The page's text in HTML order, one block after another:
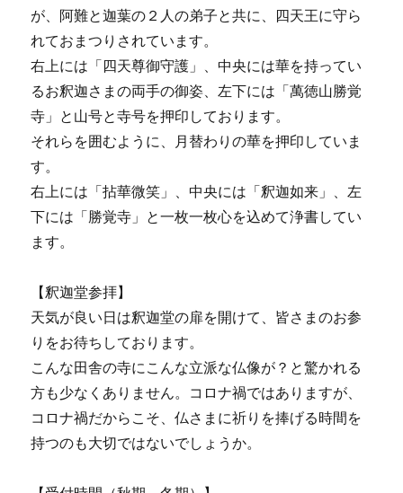
が、阿難と迦葉の２人の弟子と共に、四天王に守ら
れておまつりされています。
右上には「四天尊御守護」、中央には華を持ってい
るお釈迦さまの両手の御姿、左下には「萬徳山勝覚
寺」と山号と寺号を押印しております。
それらを囲むように、月替わりの華を押印していま
す。
右上には「拈華微笑」、中央には「釈迦如来」、左
下には「勝覚寺」と一枚一枚心を込めて浄書してい
ます。
【釈迦堂参拝】
天気が良い日は釈迦堂の扉を開けて、皆さまのお参
りをお待ちしております。
こんな田舎の寺にこんな立派な仏像が？と驚かれる
方も少なくありません。コロナ禍ではありますが、
コロナ禍だからこそ、仏さまに祈りを捧げる時間を
持つのも大切ではないでしょうか。